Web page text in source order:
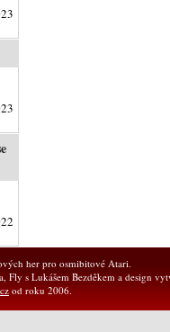
her pro osmibitové Atari.
Fly s Lukášem Bezděkem a design
od roku 2006.